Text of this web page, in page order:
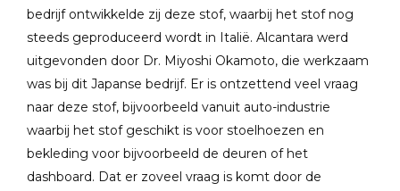
bedrijf ontwikkelde zij deze stof, waarbij het stof nog
steeds geproduceerd wordt in Italië. Alcantara werd
uitgevonden door Dr. Miyoshi Okamoto, die werkzaam
was bij dit Japanse bedrijf. Er is ontzettend veel vraag
naar deze stof, bijvoorbeeld vanuit auto-industrie
waarbij het stof geschikt is voor stoelhoezen en
bekleding voor bijvoorbeeld de deuren of het
dashboard. Dat er zoveel vraag is komt door de